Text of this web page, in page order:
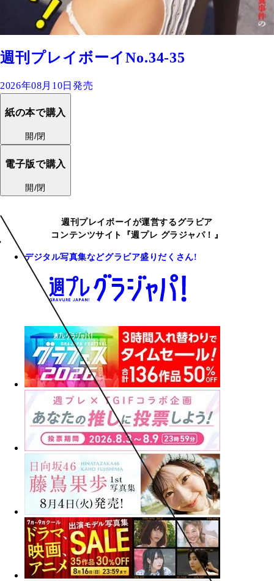
週刊プレイボーイNo.34-35
2026年08月10日発売
紙の本で購入
開/閉
電子版で購入
開/閉
週刊プレイボーイが運営するグラビア
コンテンツサイト『週プレ グラジャパ！』
デジタル写真集などグラビア盛りだくさん!